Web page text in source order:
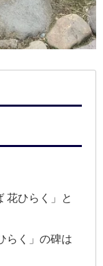
花ひらく」と
らく」の碑は